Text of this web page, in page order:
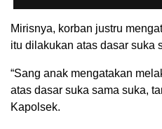
Mirisnya, korban justru
itu dilakukan atas dasar suka
“Sang anak mengatakan
atas dasar suka sama suka,
Kapolsek.